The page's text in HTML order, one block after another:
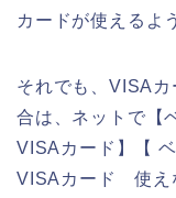
カードが使えるよ
それでも、VISA
合は、ネットで【
VISAカード】【
VISAカード 使え